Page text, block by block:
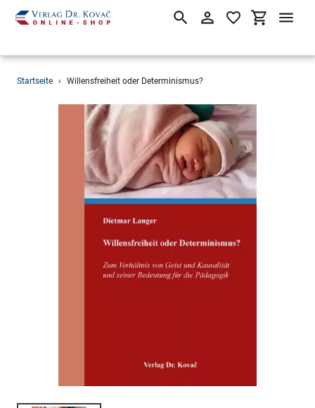
Direkt
SuchenEinloggen
Startseite › Willensfreiheit oder Determinismus?